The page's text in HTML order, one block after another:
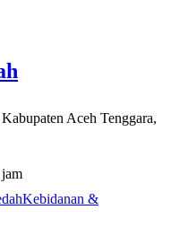
Aceh Tenggara,
Kebidanan &